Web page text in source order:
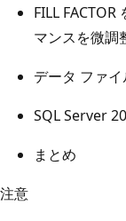
FILL
マンスを微調
データ ファ
SQL Server
まとめ
注意